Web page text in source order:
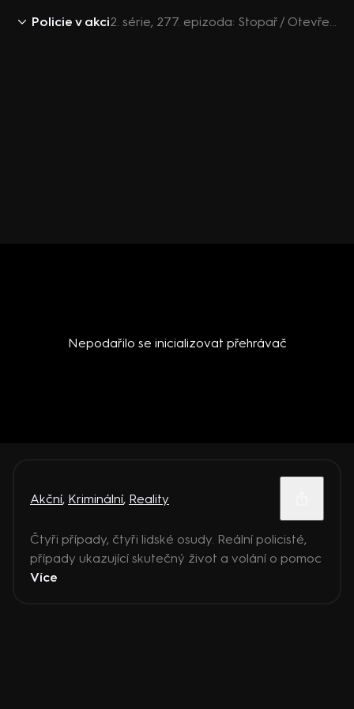
Policie v akci 2. série, 277. epizoda: Stopař / Otevřená chata / Opilí restauratéři / David a Goliáš
Nepodařilo se inicializovat přehrávač
Akční, Kriminální, Reality
Čtyři případy, čtyři lidské osudy. Reální policisté,
případy ukazující skutečný život a volání o pomoc
Více